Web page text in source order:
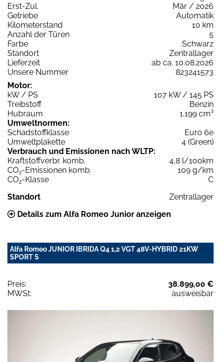
Erst-Zul.
Mär / 2026
Getriebe
Automatik
Kilometerstand
10 km
Anzahl der Türen
5
Farbe
Schwarz
Standort
Zentrallager
Lieferzeit
ab ca. 10.08.2026
Unsere Nummer
823241573
Motor:
kW / PS
107 kW / 145 PS
Treibstoff
Benzin
Hubraum
1.199 cm³
Umweltnormen:
Schadstoffklasse
Euro 6e
Umweltplakette
4 (Green)
Verbrauch und Emissionen nach WLTP:
Kraftstoffverbr. komb.
4,8 l/100km
CO2-Emissionen komb.
109 g/km
CO2-Klasse
C
Standort
Zentrallager
Details zum Alfa Romeo Junior anzeigen
Alfa Romeo JUNIOR IBRIDA Q4 1,2 VGT 48V-HYBRID 21KW
SPORT S
Preis:
38.899,00 €
MWSt:
ausweisbar